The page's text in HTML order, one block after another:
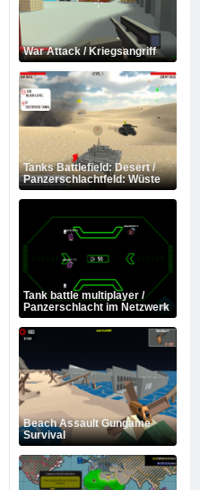
War Attack / Kriegsangriff
Tanks Battlefield: Desert /
Panzerschlachtfeld: Wüste
Tank battle multiplayer /
Panzerschlacht im Netzwerk
Beach Assault Gungame
Survival